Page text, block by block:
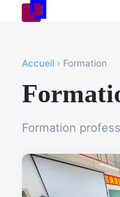
Accueil › Formation
Formation